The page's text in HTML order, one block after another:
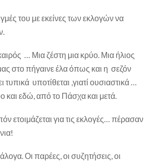
του με εκείνες των εκλογών να
… Μια ζέστη μια κρύο. Μια ήλιος
στο πήγαινε έλα όπως και η σεζόν
τυπικά υποτίθεται ,γιατί ουσιαστικά …
και εδώ, από το Πάσχα και μετά.
ετοιμάζεται για τις εκλογές… πέρασαν
Οι παρέες, οι συζητήσεις, οι